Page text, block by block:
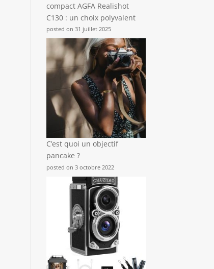
compact AGFA Realishot
C130 : un choix polyvalent
posted on 31 juillet 2025
C’est quoi un objectif
pancake ?
posted on 3 octobre 2022